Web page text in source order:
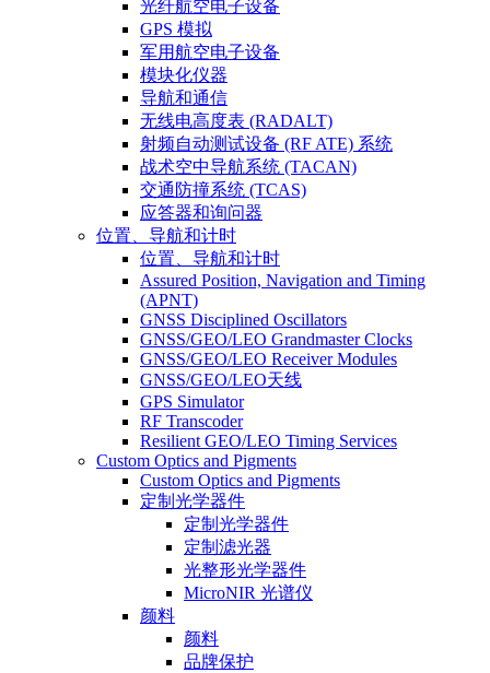
光纤航空电子设备
GPS 模拟
军用航空电子设备
模块化仪器
导航和通信
无线电高度表 (RADALT)
射频自动测试设备 (RF ATE) 系统
战术空中导航系统 (TACAN)
交通防撞系统 (TCAS)
应答器和询问器
位置、导航和计时
位置、导航和计时
Assured Position, Navigation and Timing
(APNT)
GNSS Disciplined Oscillators
GNSS/GEO/LEO Grandmaster Clocks
GNSS/GEO/LEO Receiver Modules
GNSS/GEO/LEO天线
GPS Simulator
RF Transcoder
Resilient GEO/LEO Timing Services
Custom Optics and Pigments
Custom Optics and Pigments
定制光学器件
定制光学器件
定制滤光器
光整形光学器件
MicroNIR 光谱仪
颜料
颜料
品牌保护